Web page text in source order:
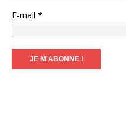
E-mail *